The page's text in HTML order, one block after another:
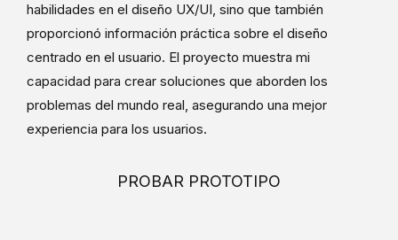
habilidades en el diseño UX/UI, sino que también
proporcionó información práctica sobre el diseño
centrado en el usuario. El proyecto muestra mi
capacidad para crear soluciones que aborden los
problemas del mundo real, asegurando una mejor
experiencia para los usuarios.
PROBAR PROTOTIPO